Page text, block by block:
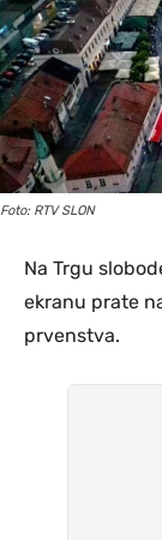
Foto: RTV SLON
Na Trgu
ekranu prate
prvenstva.